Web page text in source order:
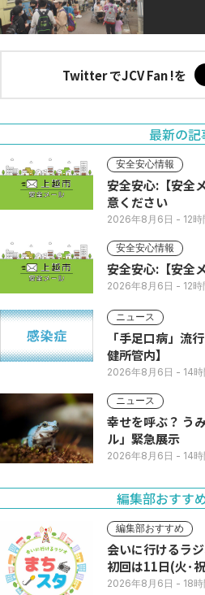
Twitter でJCV Fan !を
最新の記
安全安心情報
安全安心:【安全
意ください
2026年8月6日 - 12時
安全安心情報
安全安心:【安全
2026年8月6日 - 12時
ニュース
「手足口病」流行 前の週の3倍に増加【上越保
健所管内】
2026年8月6日 - 14
ニュース
幸せを呼ぶ？ う
ル」緊急展示
2026年8月6日 - 14
編集部おすす
編集部おすすめ
会いに行けるラ
初回は11日(火･
2026年8月6日 - 18